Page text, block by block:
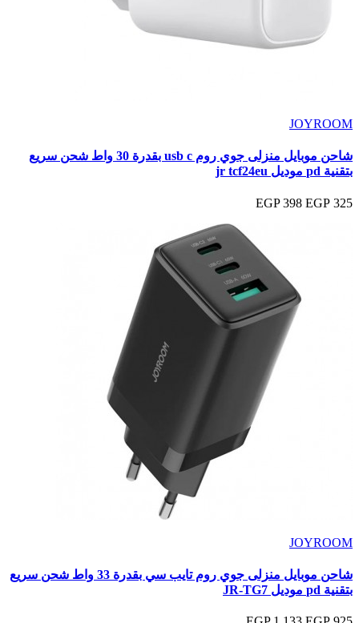
JOYROOM
شاحن موبايل منزلى جوي روم usb c بقدرة 30 واط شحن سريع
بتقنية pd موديل jr tcf24eu
325 EGP
398 EGP
JOYROOM
شاحن موبايل منزلى جوي روم تايب سي بقدرة 33 واط شحن سريع
بتقنية pd موديل JR-TG7